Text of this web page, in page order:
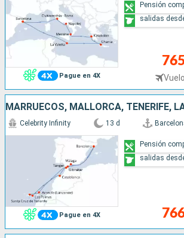
Pague en 4X
Pensión
salidas
Pague en 4X
Celebrity Infinity 13 d
Pensión
salidas